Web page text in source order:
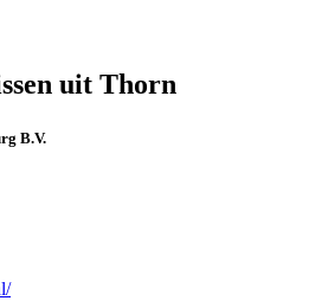
uit Thorn
B.V.